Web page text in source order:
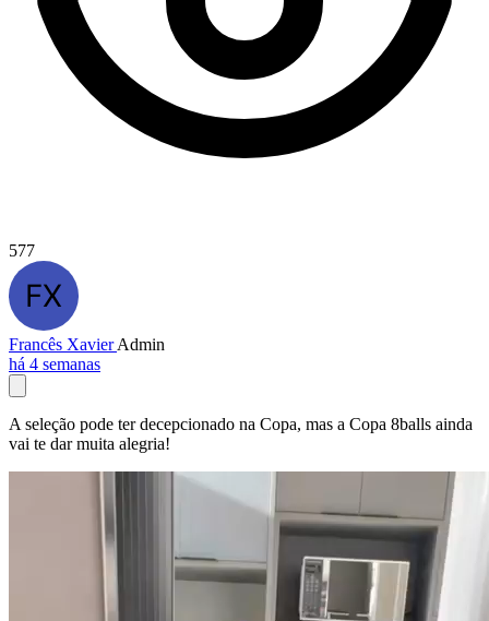
577
Francês XavierAdmin
há 4 semanas
A seleção pode ter decepcionado na Copa, mas a Copa 8balls ainda
vai te dar muita alegria!